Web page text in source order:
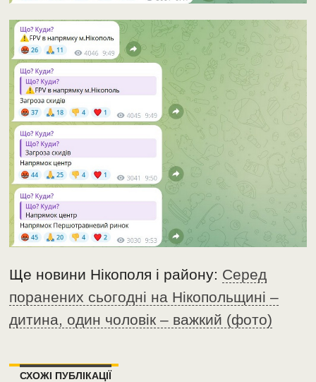
Ще новини Нікополя і району: Серед
поранених сьогодні на Нікопольщині –
дитина, один чоловік – важкий (фото)
СХОЖІ ПУБЛІКАЦІЇ